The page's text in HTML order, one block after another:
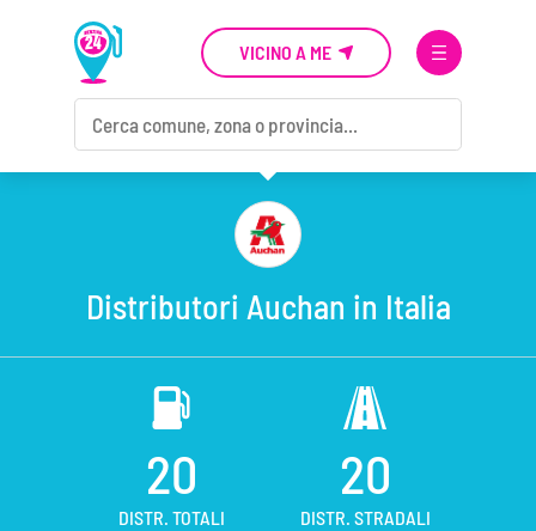
VICINO A ME
Distributori Auchan in Italia
20
DISTR. TOTALI
20
DISTR. STRADALI